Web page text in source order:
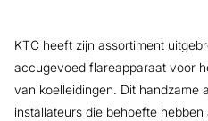
KTC heeft zijn assortiment
accugevoed flareapparaat voor
van koelleidingen. Dit handzame
installateurs die behoefte